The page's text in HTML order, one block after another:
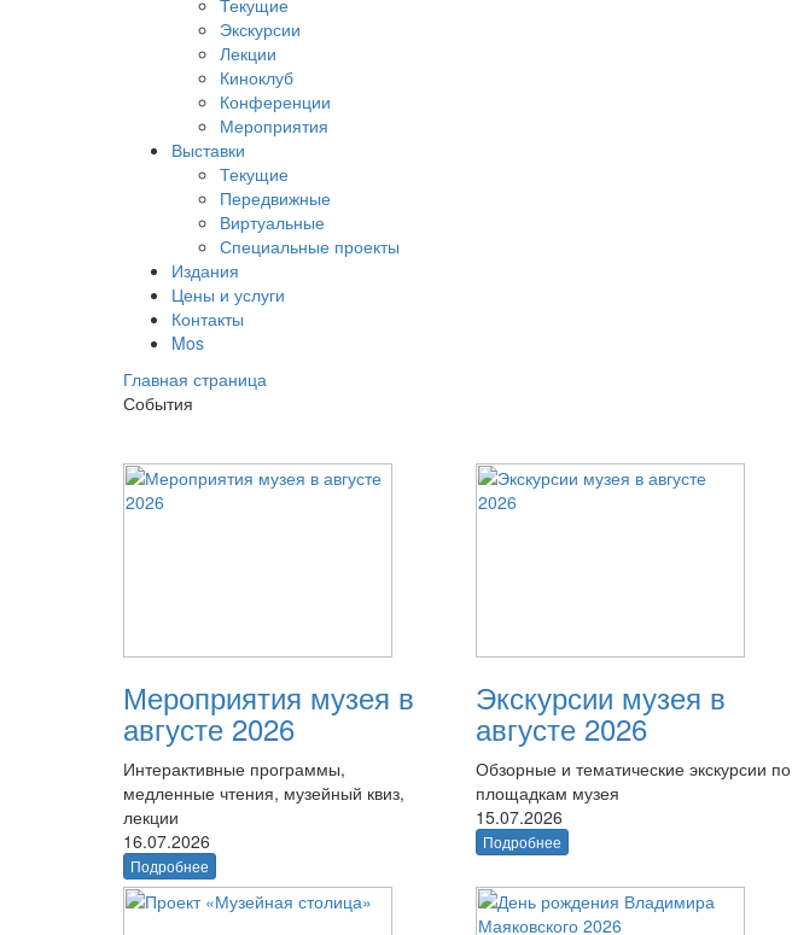
Текущие
Экскурсии
Лекции
Киноклуб
Конференции
Мероприятия
Выставки
Текущие
Передвижные
Виртуальные
Специальные проекты
Издания
Цены и услуги
Контакты
Mos
Главная страница
События
Мероприятия музея в
августе 2026
Интерактивные программы,
медленные чтения, музейный квиз,
лекции
16.07.2026
Подробнее
Экскурсии музея в
августе 2026
Обзорные и тематические экскурсии по
площадкам музея
15.07.2026
Подробнее